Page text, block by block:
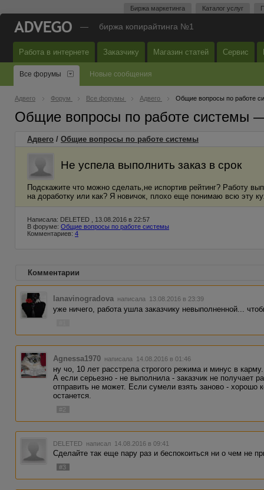
Биржа маркетинга Каталог услуг
— биржа копирайтинга №1
Работа в интернете Заказчику Магазин статей Сервис
Все форумы Новые сообщения
Адвего Форум Все форумы Адвего Общие вопросы по работе
Общие вопросы по работе системы
Адвего / Общие вопросы по работе системы
Не успела выполнить заказ в срок
Подскажите что можно сделать,не испортив рейтинг? Работу
на доработку или как? Я новичок, плохо еще понимаю всю эту
Написала: DELETED , 13.08.2016 в 22:57
В форуме: Общие вопросы по работе системы
Комментариев: 4
Комментарии
lanavinogradova написала 13.08.2016 в 23:39
уже ничего, работа ушла заказчику невыполненной...
Agnessa1970 написала 14.08.2016 в 01:46
ну чо, 10 лет расстрела строгого режима и минус в карму.
А если серьезно - не выполнила - заказчик не получает
отправить не может. Если сумели взять заново - хорошо
останется.
#2
DELETED написал 14.08.2016 в 09:41
Сделайте так еще пару раз и беспокоиться ни о чем не
#3